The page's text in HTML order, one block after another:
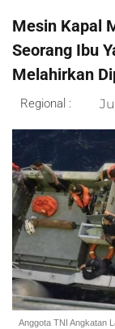
Mesin Kapal
Seorang Ibu
Melahirkan
Regional :
Anggota TNI Angkatan